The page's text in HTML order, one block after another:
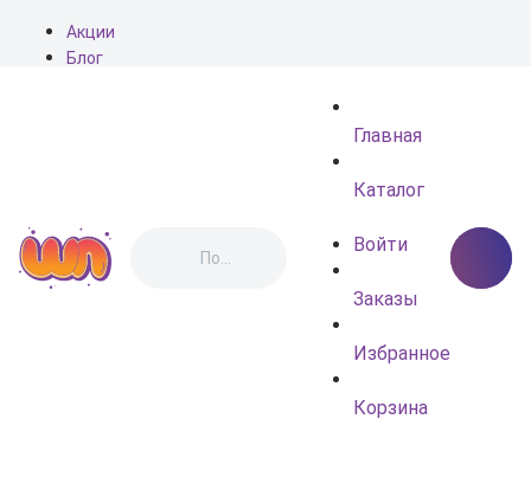
Акции
Блог
Главная
Каталог
Войти
Заказы
Избранное
Корзина